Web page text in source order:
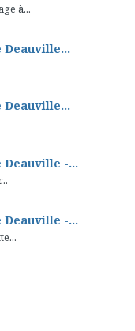
à...
Deauville...
Deauville...
Deauville -...
Deauville -...